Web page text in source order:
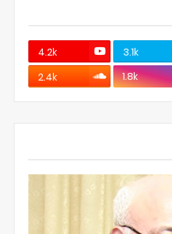
3.1k
4.2k
1.8k
2.4k